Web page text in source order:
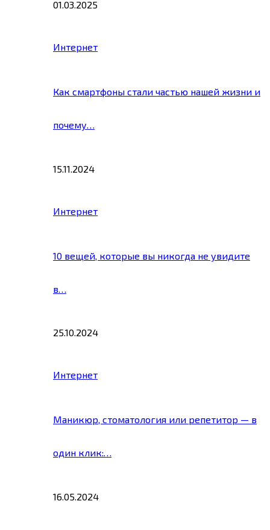
01.03.2025
Интернет
Как смартфоны стали частью нашей жизни и
почему…
15.11.2024
Интернет
10 вещей, которые вы никогда не увидите
в…
25.10.2024
Интернет
Маникюр, стоматология или репетитор — в
один клик:…
16.05.2024